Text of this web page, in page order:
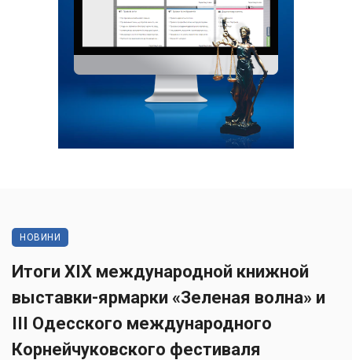
НОВИНИ
Итоги XIX международной книжной
выставки-ярмарки «Зеленая волна» и
III Одесского международного
Корнейчуковского фестиваля